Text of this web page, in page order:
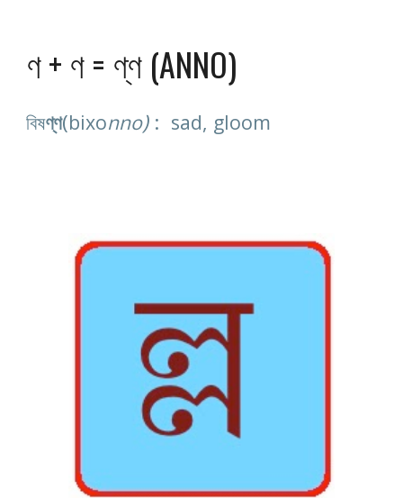
ণ + ণ = ণ্ণ (ANNO)
বিষণ্ণ(bixonno) : sad, gloom